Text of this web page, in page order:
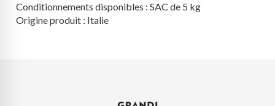
Conditionnements disponibles : SAC de 5 kg
Origine produit : Italie